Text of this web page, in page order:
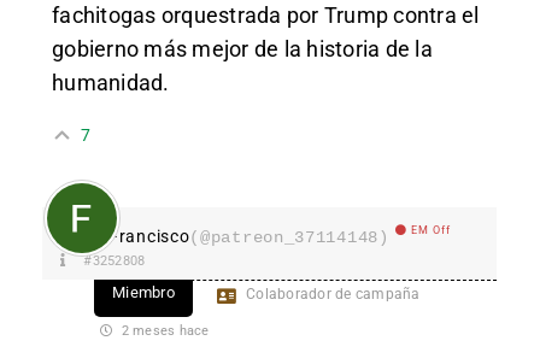
fachitogas orquestrada por Trump contra el
gobierno más mejor de la historia de la
humanidad.
7
Francisco(@patreon_37114148) EM Off
#3252808
Miembro Colaborador de campaña
2 meses hace